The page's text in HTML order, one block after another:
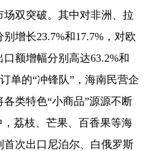
双突破。其中对非洲、拉
增长23.7%和17.7%，对欧
额增幅分别高达63.2%和
单的“冲锋队”，海南民营企
类特色“小商品”源源不断
荔枝、芒果、百香果等海
首次出口尼泊尔、白俄罗斯